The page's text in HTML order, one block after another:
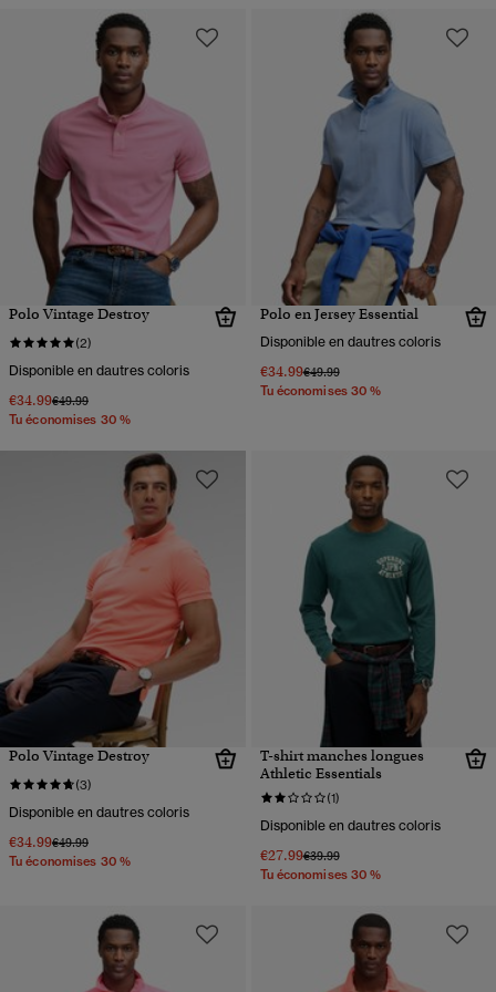
Polo Vintage Destroy
(2)
Disponible en dautres coloris
€34.99Prix réduit de
€49.99à
Tu économises 30 %
Polo en Jersey Essential
Disponible en dautres coloris
€34.99Prix réduit de
€49.99à
Tu économises 30 %
Polo Vintage Destroy
(3)
Disponible en dautres coloris
€34.99Prix réduit de
€49.99à
Tu économises 30 %
T-shirt manches longues
Athletic Essentials
(1)
Disponible en dautres coloris
€27.99Prix réduit de
€39.99à
Tu économises 30 %